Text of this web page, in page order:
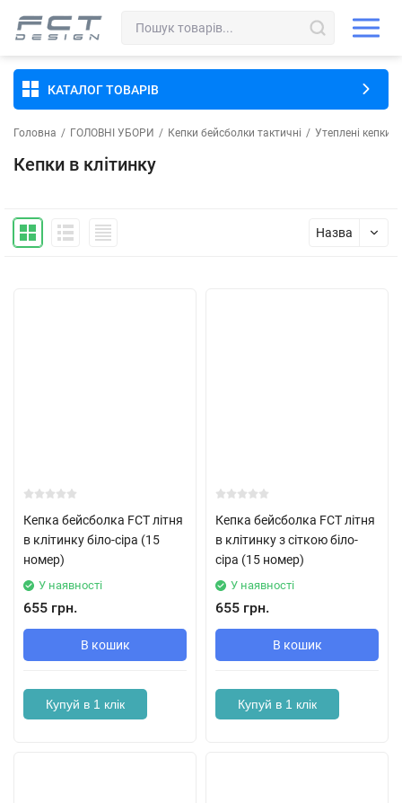
КАТАЛОГ ТОВАРІВ
Головна / ГОЛОВНІ УБОРИ / Кепки бейсболки тактичні / Утеплені кепки
Кепки в клітинку
Назва
Кепка бейсболка FCT літня
в клітинку біло-сіра (15
номер)
У наявності
655 грн.
В кошик
Купуй в 1 клік
Кепка бейсболка FCT літня
в клітинку з сіткою біло-
сіра (15 номер)
У наявності
655 грн.
В кошик
Купуй в 1 клік